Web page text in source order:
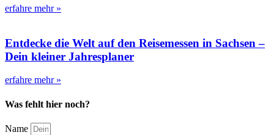
erfahre mehr »
Entdecke die Welt auf den Reisemessen in Sachsen –
Dein kleiner Jahresplaner
erfahre mehr »
Was fehlt hier noch?
Name